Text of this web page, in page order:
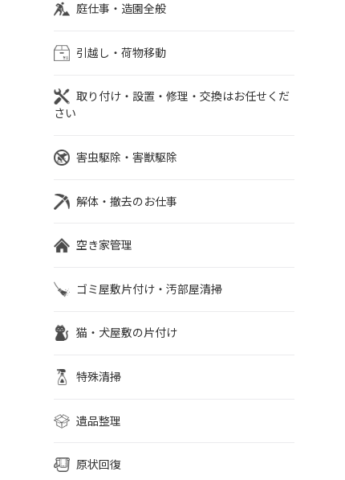
庭仕事・造園全般
引越し・荷物移動
取り付け・設置・修理・交換はお任せくだ
さい
害虫駆除・害獣駆除
解体・撤去のお仕事
空き家管理
ゴミ屋敷片付け・汚部屋清掃
猫・犬屋敷の片付け
特殊清掃
遺品整理
原状回復